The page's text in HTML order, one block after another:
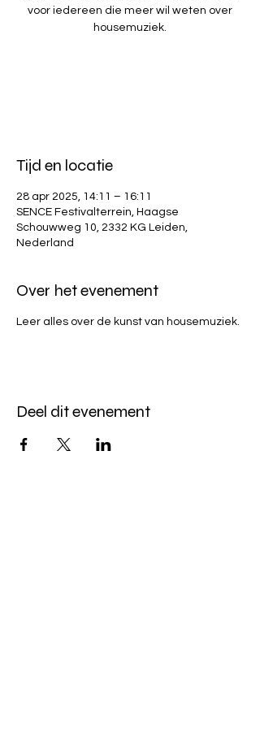
voor iedereen die meer wil weten over
housemuziek.
Tijd en locatie
28 apr 2025, 14:11 – 16:11
SENCE Festivalterrein, Haagse
Schouwweg 10, 2332 KG Leiden,
Nederland
Over het evenement
Leer alles over de kunst van housemuziek.
Deel dit evenement